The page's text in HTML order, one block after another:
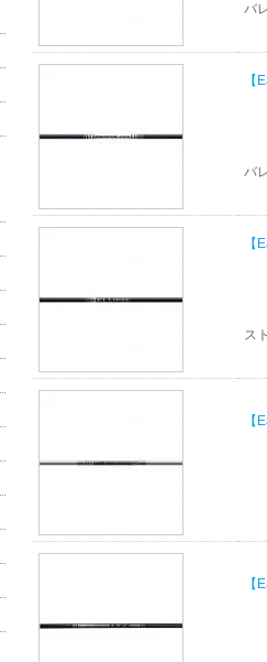
バ
【
バ
【
ス
【
【